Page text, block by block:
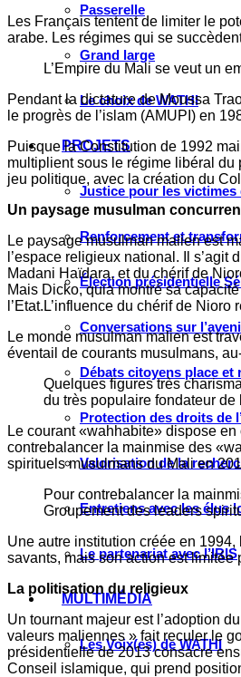
Passerelle
Grand large
Le choix de WATHI
PROJETS
Justice pour les victimes
Renforcement et
Élection présidentielle
Conversations sur
Débats citoyens place et
Protection des droits de
Valorisation de la
Entretiens avec les élus
Le partenariat avec l’IRIS
MULTIMÉDIA
Les Voix(es) de WATHI
Les Français tentent de limiter le
arabe. Les régimes qui se
L’Empire du Mali se veut un
Pendant la dictature de Moussa
le progrès de l’islam (AMUPI) en
Puisque la Constitution de 1992
multiplient sous le régime libéral du
jeu politique, avec la création du
Un paysage musulman
Le paysage musulman malien est
l’espace religieux national. Il
Madani Haïdara, et du chérif de
Mais Dicko, quia montré sa
l’Etat.L’influence du chérif de
Le monde musulman malien est
éventail de courants musulmans,
Quelques figures très
du très populaire fondateur
Le courant «wahhabite» dispose
contrebalancer la mainmise des
spirituels musulmans du Mali en
Pour contrebalancer la
Groupement des leaders
Une autre institution créée en
savants, mais son action est limitée
La politisation du religieux
Un tournant majeur est l’adoption
valeurs maliennes » fait reculer le
présidentielle de 2013 consacre
Conseil islamique, qui prend